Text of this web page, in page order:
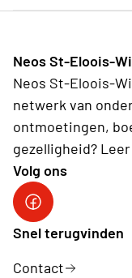
Neos St-Eloois-
Neos St-Eloois-
netwerk van
ontmoetingen,
gezelligheid?
Volg ons
Snel terugvinden
Contact